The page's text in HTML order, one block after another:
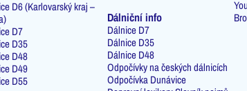
D6 (Karlovarský kraj –
D7
D35
D48
D49
D55
Dálniční info
Dálnice D7
Dálnice D35
Dálnice D48
Odpočívky na českých dálnicích
Odpočívka Dunávice